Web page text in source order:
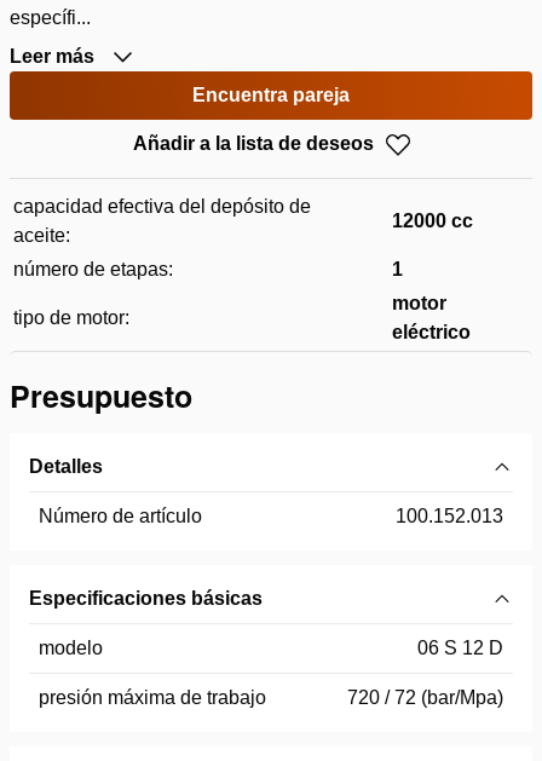
específi...
Leer más
Encuentra pareja
Añadir a la lista de deseos
capacidad efectiva del depósito de
aceite:
12000 cc
número de etapas: 1
tipo de motor:
motor
eléctrico
Presupuesto
Detalles
Número de artículo 100.152.013
Especificaciones básicas
modelo 06 S 12 D
presión máxima de trabajo 720 / 72 (bar/Mpa)